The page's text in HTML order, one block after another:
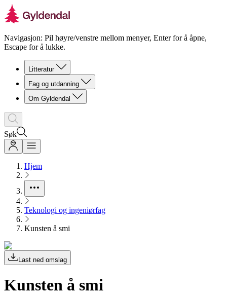
Navigasjon: Pil høyre/venstre mellom menyer, Enter for å åpne,
Escape for å lukke.
Litteratur
Fag og utdanning
Om Gyldendal
Søk
Hjem
Teknologi og ingeniørfag
Kunsten å smi
Last ned omslag
Kunsten å smi